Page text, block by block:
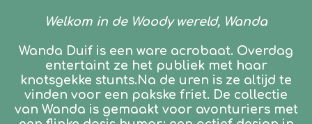
Welkom in de Woody wereld, Wanda
Wanda Duif is een ware acrobaat. Overdag
entertaint ze het publiek met haar
knotsgekke stunts.Na de uren is ze altijd te
vinden voor een pakske friet. De collectie
van Wanda is gemaakt voor avonturiers met